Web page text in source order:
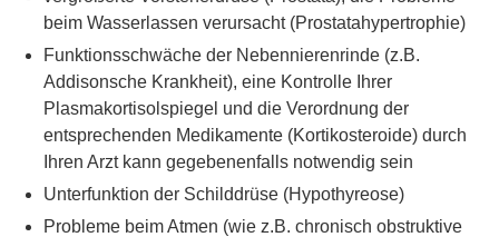
beim Wasserlassen verursacht (Prostatahypertrophie)
Funktionsschwäche der Nebennierenrinde (z.B.
Addisonsche Krankheit), eine Kontrolle Ihrer
Plasmakortisolspiegel und die Verordnung der
entsprechenden Medikamente (Kortikosteroide) durch
Ihren Arzt kann gegebenenfalls notwendig sein
Unterfunktion der Schilddrüse (Hypothyreose)
Probleme beim Atmen (wie z.B. chronisch obstruktive